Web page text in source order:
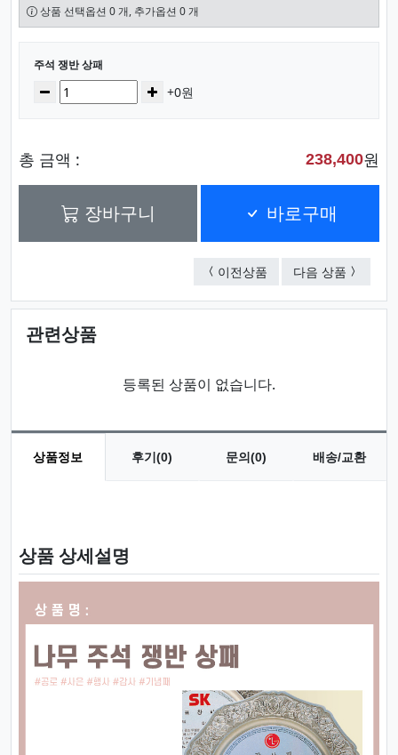
상품 선택옵션 0 개, 추가옵션 0 개
선택된 옵션
주석 쟁반 상패
수량감소 증가+0원
총 금액 : 238,400원
장바구니 바로구매
이전상품 나무주석 쟁반 상패
다음 상품 주석 쟁
관련상품
등록된 상품이 없습니다.
상품정보 후기(0) 문의(0) 배송/교환
상품 상세설명